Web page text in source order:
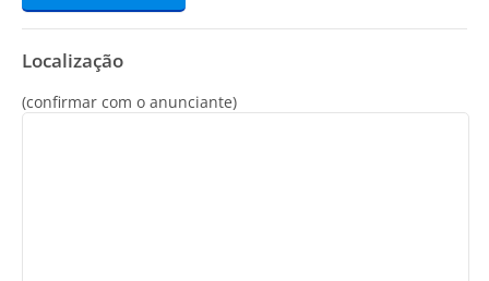
Localização
(confirmar com o anunciante)